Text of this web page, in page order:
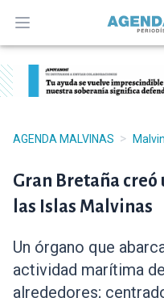
Abrir menú
AGENDA MALVINAS >
Gran Bretaña
las Islas Malvinas
Un órgano que
actividad marítima
alrededores;